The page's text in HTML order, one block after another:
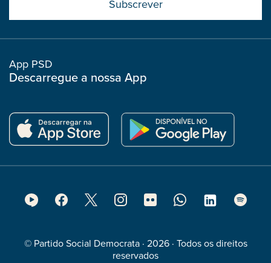
boostrap
col
App PSD
Descarregue a nossa App
© Partido Social Democrata · 2026 · Todos os direitos
reservados
Footer
Media